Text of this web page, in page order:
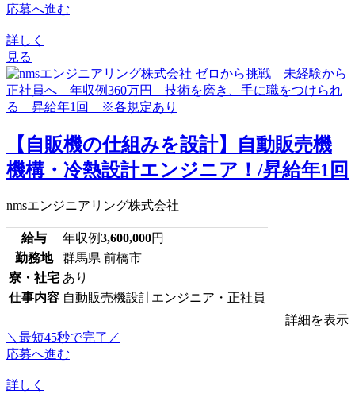
応募へ進む
詳しく
見る
【自販機の仕組みを設計】自動販売機
機構・冷熱設計エンジニア！/昇給年1回
nmsエンジニアリング株式会社
給与 年収例3,600,000円
勤務地
群馬県 前橋市
寮・社宅 あり
仕事内容 自動販売機設計エンジニア・正社員
詳細を表示
＼最短45秒で完了／
応募へ進む
詳しく